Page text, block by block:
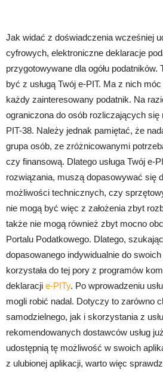
Jak widać z doświadczenia wcześniej
cyfrowych, elektroniczne deklaracje
przygotowywane dla ogółu
być z usługą Twój e-PIT. Ma z nich
każdy zainteresowany podatnik. Na
ograniczona do osób rozliczających się
PIT-38. Należy jednak pamiętać, że
grupa osób, ze zróżnicowanymi
czy finansową. Dlatego usługa Twój e-
rozwiązania, muszą dopasowywać się
możliwości technicznych, czy
nie mogą być więc z założenia zbyt
także nie mogą również zbyt mocno
Portalu Podatkowego. Dlatego,
dopasowanego indywidualnie do
korzystała do tej pory z programów
deklaracji e-PITy. Po wprowadzeniu
mogli robić nadal. Dotyczy to zarówno
samodzielnego, jak i skorzystania z
rekomendowanych dostawców usług
udostępnią tę możliwość w swoich
z ulubionej aplikacji, warto więc